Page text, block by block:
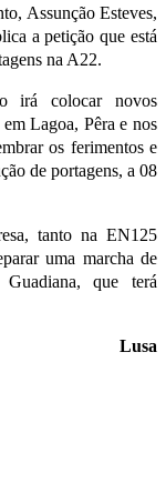
Assunção Esteves,
a petição que está
na A22.
irá colocar novos
Lagoa, Pêra e nos
os ferimentos e
de portagens, a 08
tanto na EN125
uma marcha de
que terá
Lusa